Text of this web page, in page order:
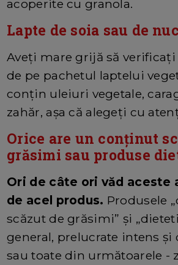
acoperite cu granola.
Lapte de soia sau de
Aveți mare grijă să
de pe pachetul laptelui
conțin uleiuri vegetale,
zahăr, așa că alegeți cu
Orice are un conținut
grăsimi sau produse
Ori de câte ori văd aceste
de acel produs. Produsele
scăzut de grăsimi” și
general, prelucrate intens
sau toate din următoarele -